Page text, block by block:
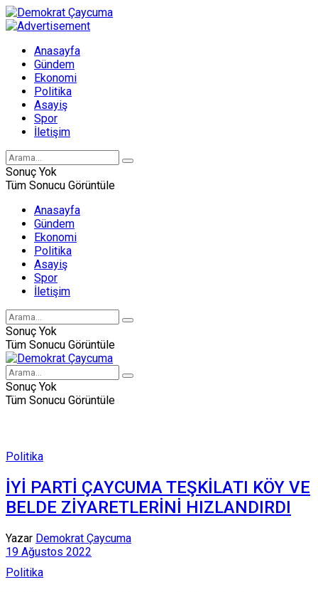
Anasayfa
Gündem
Ekonomi
Politika
Asayiş
Spor
İletişim
Sonuç Yok
Tüm Sonucu Görüntüle
Anasayfa
Gündem
Ekonomi
Politika
Asayiş
Spor
İletişim
Sonuç Yok
Tüm Sonucu Görüntüle
Sonuç Yok
Tüm Sonucu Görüntüle
Politika
İYİ PARTİ ÇAYCUMA TEŞKİLATI KÖY VE
BELDE ZİYARETLERİNİ HIZLANDIRDI
Yazar Demokrat Çaycuma
19 Ağustos 2022
Politika